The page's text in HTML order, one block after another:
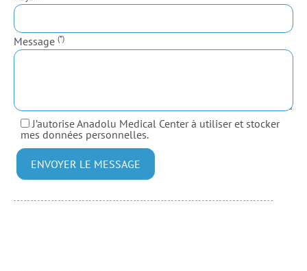
Message (*)
J’autorise Anadolu Medical Center à utiliser et stocker
mes données personnelles.